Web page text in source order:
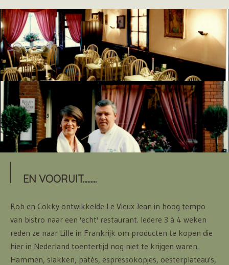
EN VOORUIT.........
Rob en Cokky ontwikkelde Le Vieux Jean in hoog tempo
van bistro naar een 'echt' restaurant. Iedere 3 à 4 weken
reden ze naar Lille in Frankrijk om producten te kopen die
hier in Nederland toentertijd nog niet te krijgen waren.
Hammen, slakken, patés, espressokopjes, oesterplateau's,